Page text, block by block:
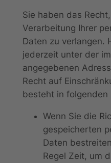
Sie haben das
Verarbeitung Ihrer
Daten zu verlangen.
jederzeit unter der
angegebenen
Recht auf
besteht in folgenden
Wenn Sie die
gespeicherten
Daten
Regel Zeit, um